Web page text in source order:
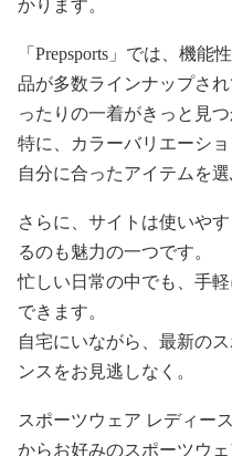
かります。
「Prepsports」では、機
品が多数ラインナップさ
ったりの一着がきっと見つ
特に、カラーバリエーシ
自分に合ったアイテムを
さらに、サイトは使いや
るのも魅力の一つです。
忙しい日常の中でも、手
できます。
自宅にいながら、最新の
ンスをお見逃しなく。
スポーツウェア レディー
からお好みのスポーツウ